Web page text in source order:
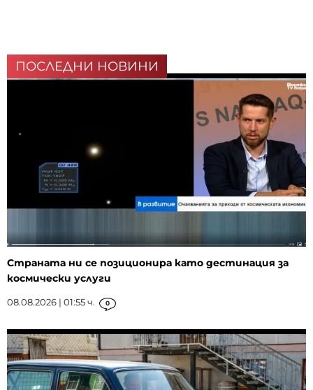
ПОСЛЕДНИ НОВИНИ
Страната ни се позиционира като дестинация за
космически услуги
08.08.2026 | 01:55 ч. 0